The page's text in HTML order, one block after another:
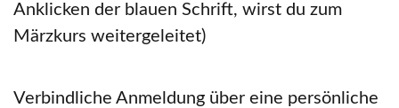
Anklicken der blauen Schrift, wirst du zum
Märzkurs weitergeleitet)
Verbindliche Anmeldung über eine persönliche